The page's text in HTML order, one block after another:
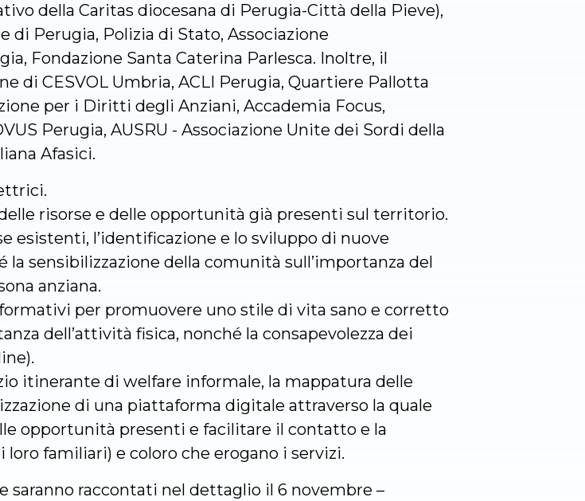
della Caritas diocesana di Perugia-Città della Pieve),
di Perugia, Polizia di Stato, Associazione
Fondazione Santa Caterina Parlesca. Inoltre, il
di CESVOL Umbria, ACLI Perugia, Quartiere Pallotta
per i Diritti degli Anziani, Accademia Focus,
Perugia, AUSRU - Associazione Unite dei Sordi della
Afasici.
risorse e delle opportunità già presenti sul territorio.
esistenti, l’identificazione e lo sviluppo di nuove
sensibilizzazione della comunità sull’importanza del
anziana.
per promuovere uno stile di vita sano e corretto
dell’attività fisica, nonché la consapevolezza dei
itinerante di welfare informale, la mappatura delle
di una piattaforma digitale attraverso la quale
opportunità presenti e facilitare il contatto e la
familiari) e coloro che erogano i servizi.
raccontati nel dettaglio il 6 novembre –